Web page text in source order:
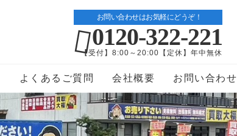
お問い合わせはお気軽にどうぞ！
0120-322-221
【受付】8:00～20:00【定休】年中無休
よくあるご質問 会社概要 お問い合わせ